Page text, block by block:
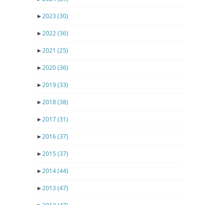
►2023 (30)
►2022(36)
►2021 (25)
►2020(36)
►2019(33)
►2018(38)
►2017(31)
►2016(37)
►2015(37)
►2014(44)
►2013 (47)